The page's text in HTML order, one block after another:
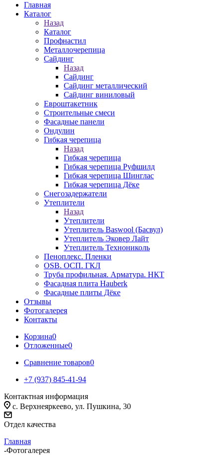
Главная
Каталог
Назад
Каталог
Профнастил
Металлочерепица
Сайдинг
Назад
Сайдинг
Сайдинг металлический
Сайдинг виниловый
Евроштакетник
Строительные смеси
Фасадные панели
Ондулин
Гибкая черепица
Назад
Гибкая черепица
Гибкая черепица Руфшилд
Гибкая черепица Шинглас
Гибкая черепица Дёке
Снегозадержатели
Утеплители
Назад
Утеплители
Утеплитель Baswool (Басвул)
Утеплитель Эковер Лайт
Утеплитель Технониколь
Пеноплекс. Пленки
OSB. ОСП. ГКЛ
Труба профильная. Арматура. НКТ
Фасадная плита Hauberk
Фасадные плиты Дёке
Отзывы
Фотогалерея
Контакты
Корзина0
Отложенные0
Сравнение товаров0
+7 (937) 845-41-94
Контактная информация
с. Верхнеяркеево, ул. Пушкина, 30
Отдел качества
Главная
-Фотогалерея